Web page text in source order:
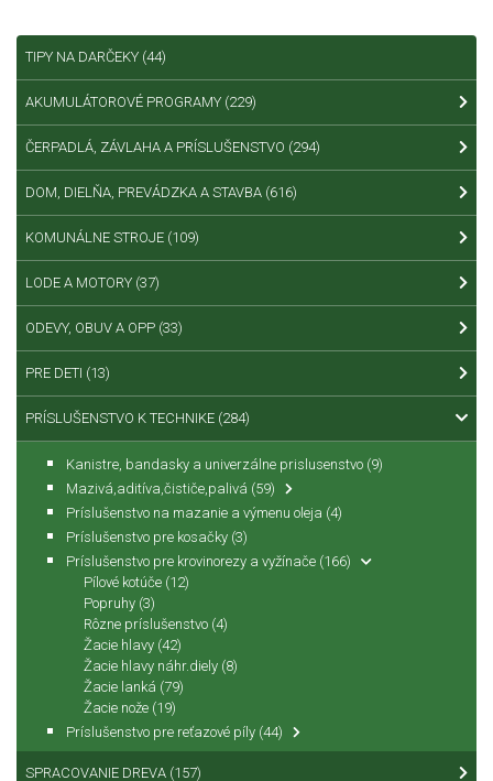
TIPY NA DARČEKY (44)
AKUMULÁTOROVÉ PROGRAMY (229)
ČERPADLÁ, ZÁVLAHA A PRÍSLUŠENSTVO (294)
DOM, DIELŇA, PREVÁDZKA A STAVBA (616)
KOMUNÁLNE STROJE (109)
LODE A MOTORY (37)
ODEVY, OBUV A OPP (33)
PRE DETI (13)
PRÍSLUŠENSTVO K TECHNIKE (284)
Kanistre, bandasky a univerzálne prislusenstvo (9)
Mazivá,aditíva,čističe,palivá (59)
Príslušenstvo na mazanie a výmenu oleja (4)
Príslušenstvo pre kosačky (3)
Príslušenstvo pre krovinorezy a vyžínače (166)
Pílové kotúče (12)
Popruhy (3)
Rôzne príslušenstvo (4)
Žacie hlavy (42)
Žacie hlavy náhr.diely (8)
Žacie lanká (79)
Žacie nože (19)
Príslušenstvo pre reťazové píly (44)
SPRACOVANIE DREVA (157)